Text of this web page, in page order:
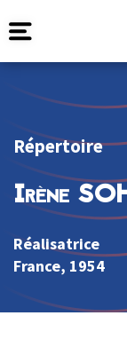
Répertoire
Irène
Réalisatrice
France, 1954